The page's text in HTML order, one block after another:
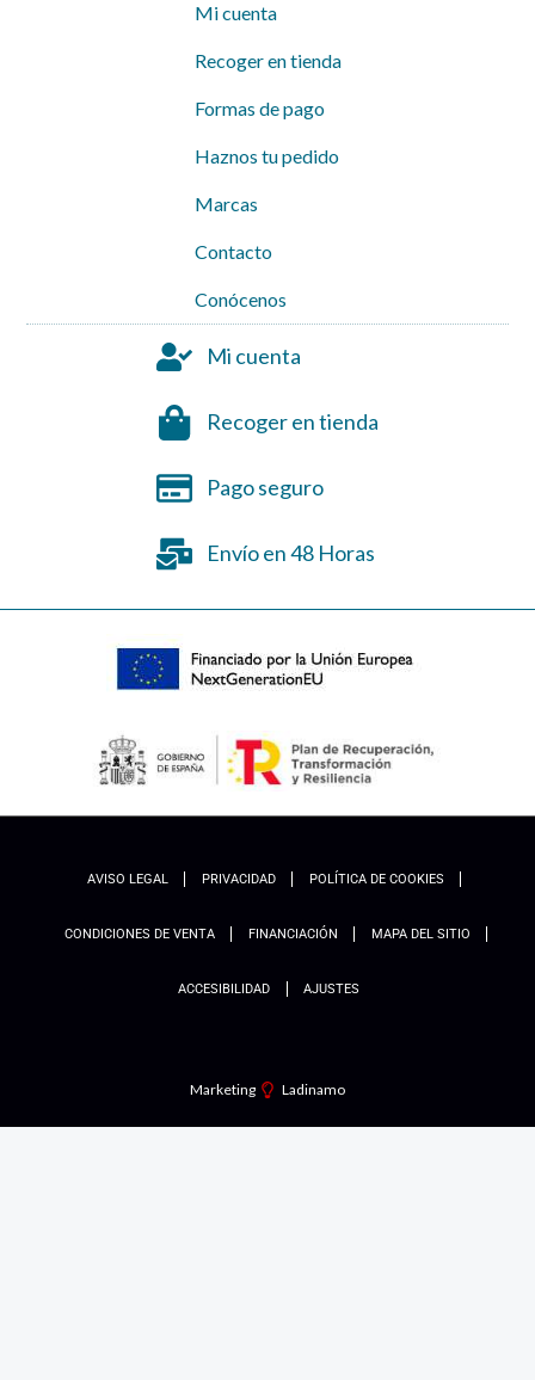
Mi cuenta
Recoger en tienda
Formas de pago
Haznos tu pedido
Marcas
Contacto
Conócenos
Mi cuenta
Recoger en tienda
Pago seguro
Envío en 48 Horas
AVISO LEGAL PRIVACIDAD POLÍTICA DE COOKIES
CONDICIONES DE VENTA FINANCIACIÓN MAPA DEL SITIO
ACCESIBILIDAD AJUSTES
Marketing Ladinamo